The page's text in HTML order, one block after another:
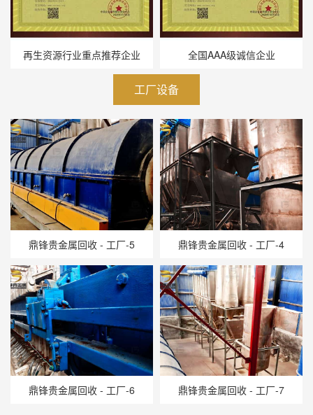
再生资源行业重点推荐企业 全国AAA级诚信企业
工厂设备
鼎锋贵金属回收 - 工厂-5 鼎锋贵金属回收 - 工厂-4
鼎锋贵金属回收 - 工厂-6 鼎锋贵金属回收 - 工厂-7
镀银回收：银触点回收与提炼